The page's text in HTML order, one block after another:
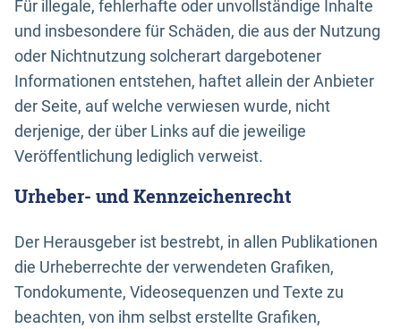
Für illegale, fehlerhafte oder unvollständige Inhalte
und insbesondere für Schäden, die aus der Nutzung
oder Nichtnutzung solcherart dargebotener
Informationen entstehen, haftet allein der Anbieter
der Seite, auf welche verwiesen wurde, nicht
derjenige, der über Links auf die jeweilige
Veröffentlichung lediglich verweist.
Urheber- und Kennzeichenrecht
Der Herausgeber ist bestrebt, in allen Publikationen
die Urheberrechte der verwendeten Grafiken,
Tondokumente, Videosequenzen und Texte zu
beachten, von ihm selbst erstellte Grafiken,